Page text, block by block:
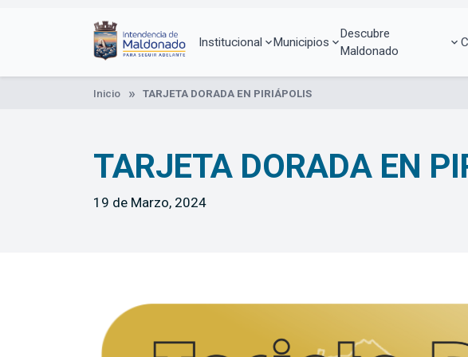
Institucional Municipios
Descubre
Maldonado
Inicio TARJETA DORADA EN PIRIÁPOLIS
TARJETA DORADA EN
19 de Marzo, 2024